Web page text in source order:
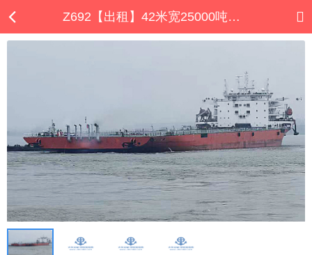
Z692【出租】42米宽25000吨前驾无限航区甲板船